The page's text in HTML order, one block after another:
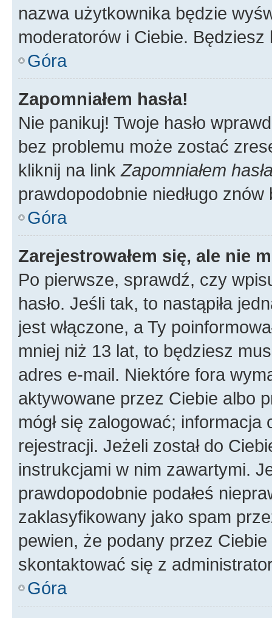
nazwa użytkownika będzie
moderatorów i Ciebie.
Góra
Zapomniałem hasła!
Nie panikuj! Twoje hasło
bez problemu może zostać
kliknij na link Zapomniałem
prawdopodobnie niedługo
Góra
Zarejestrowałem się, ale nie
Po pierwsze, sprawdź, czy
hasło. Jeśli tak, to nastąpiła
jest włączone, a Ty
mniej niż 13 lat, to będziesz
adres e-mail. Niektóre fora
aktywowane przez Ciebie albo
mógł się zalogować;
rejestracji. Jeżeli został do
instrukcjami w nim zawartymi.
prawdopodobnie podałeś
zaklasyfikowany jako spam
pewien, że podany przez
skontaktować się z
Góra